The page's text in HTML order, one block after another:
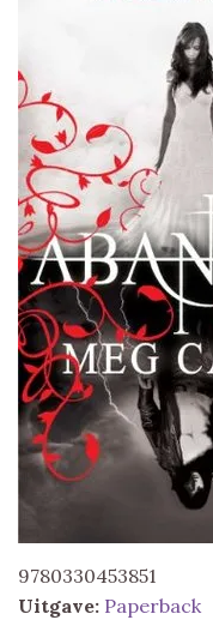
9780330453851
Uitgave: Paperback